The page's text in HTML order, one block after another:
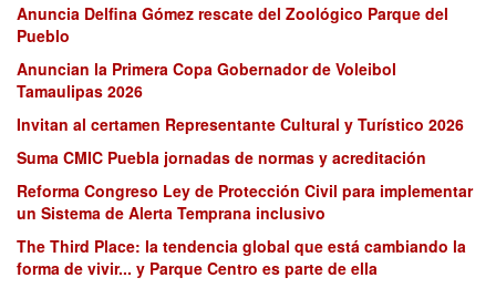
Anuncia Delfina Gómez rescate del Zoológico Parque del
Pueblo
Anuncian la Primera Copa Gobernador de Voleibol
Tamaulipas 2026
Invitan al certamen Representante Cultural y Turístico 2026
Suma CMIC Puebla jornadas de normas y acreditación
Reforma Congreso Ley de Protección Civil para implementar
un Sistema de Alerta Temprana inclusivo
The Third Place: la tendencia global que está cambiando la
forma de vivir... y Parque Centro es parte de ella